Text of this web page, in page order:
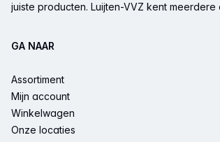
juiste producten. Luijten-VVZ kent
GA NAAR
Assortiment
Mijn account
Winkelwagen
Onze locaties